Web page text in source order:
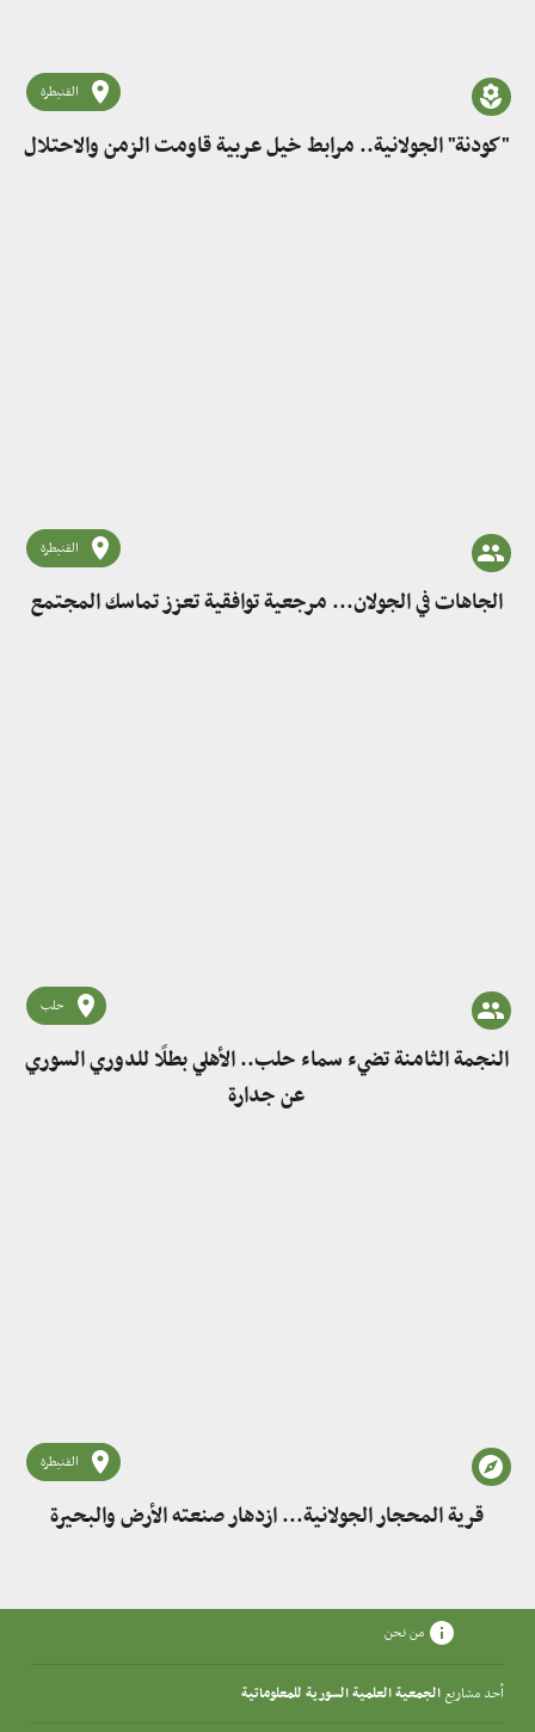
القنيطرة
"كودنة" الجولانية.. مرابط خيل عربية قاومت الزمن والاحتلال
القنيطرة
الجاهات في الجولان... مرجعية توافقية تعزز تماسك المجتمع
حلب
النجمة الثامنة تضيء سماء حلب.. الأهلي بطلًا للدوري السوري
عن جدارة
القنيطرة
قرية المحجار الجولانية... ازدهار صنعته الأرض والبحيرة
من نحن
أحد مشاريع الجمعية العلمية السورية للمعلوماتية